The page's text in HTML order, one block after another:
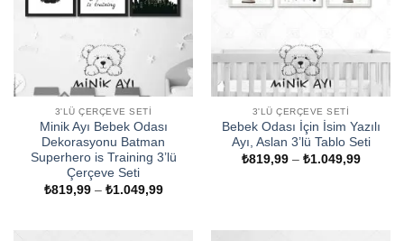
3'LÜ ÇERÇEVE SETI
Minik Ayı Bebek Odası
Dekorasyonu Batman
Superhero is Training 3’lü
Çerçeve Seti
₺819,99 – ₺1.049,99Fiyat
3'LÜ ÇERÇEVE SETI
Bebek Odası İçin İsim Yazılı
Ayı, Aslan 3’lü Tablo Seti
₺819,99 – ₺1.049,99Fiyat